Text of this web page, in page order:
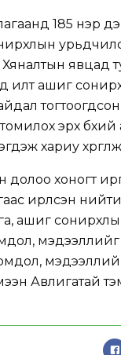
185 нэр
явцад
илт ашиг
эрх бүхий
хариу
долоо хоногт
ирүүлсэн
ашиг
мэдээллийг
Авлигатай